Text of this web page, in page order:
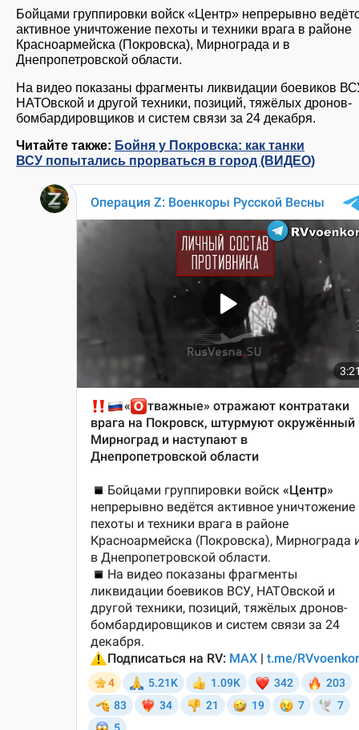
Бойцами группировки войск «Центр» непрерывно
активное уничтожение пехоты и техники врага в районе
Красноармейска (Покровска), Мирнограда и в
Днепропетровской области.
На видео показаны фрагменты ликвидации боевиков
НАТОвской и другой техники, позиций, тяжёлых дронов-
бомбардировщиков и систем связи за 24 декабря.
Читайте также: Бойня у Покровска: как танки
ВСУ попытались прорваться в город (ВИДЕО)